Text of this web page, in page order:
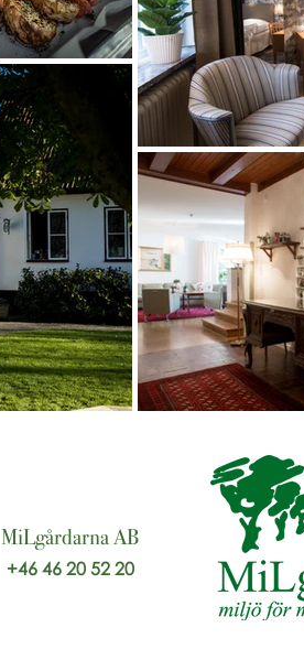
MiLgårdarna AB
+46 46 20 52 20